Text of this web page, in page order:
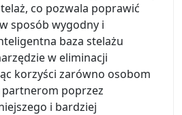
co pozwala poprawić
sposób wygodny i
baza stelażu
w eliminacji
korzyści zarówno osobom
partnerom poprzez
i bardziej